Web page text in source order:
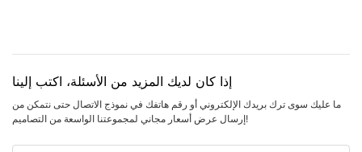
إذا كان لديك المزيد من الأسئلة، اكتب إلينا
ما عليك سوى ترك بريدك الإلكتروني أو رقم هاتفك في نموذج الاتصال حتى نتمكن من
إرسال عرض أسعار مجاني لمجموعتنا الواسعة من التصاميم!